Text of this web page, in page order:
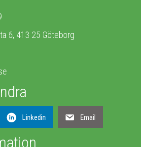
6, 413 25 Göteborg
Linkedin Email